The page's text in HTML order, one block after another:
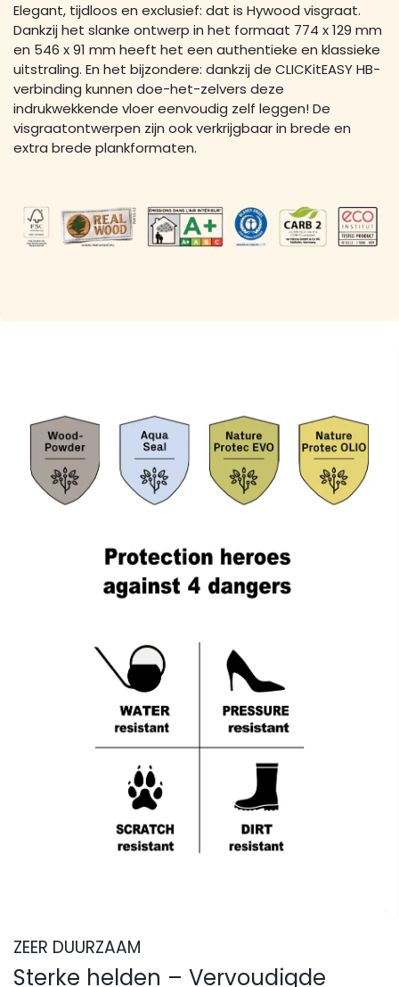
Elegant, tijdloos en exclusief: dat is Hywood visgraat.
Dankzij het slanke ontwerp in het formaat 774 x 129 mm
en 546 x 91 mm heeft het een authentieke en klassieke
uitstraling. En het bijzondere: dankzij de CLICKitEASY HB-
verbinding kunnen doe-het-zelvers deze
indrukwekkende vloer eenvoudig zelf leggen! De
visgraatontwerpen zijn ook verkrijgbaar in brede en
extra brede plankformaten.
ZEER DUURZAAM
Sterke helden – Vervoudigde